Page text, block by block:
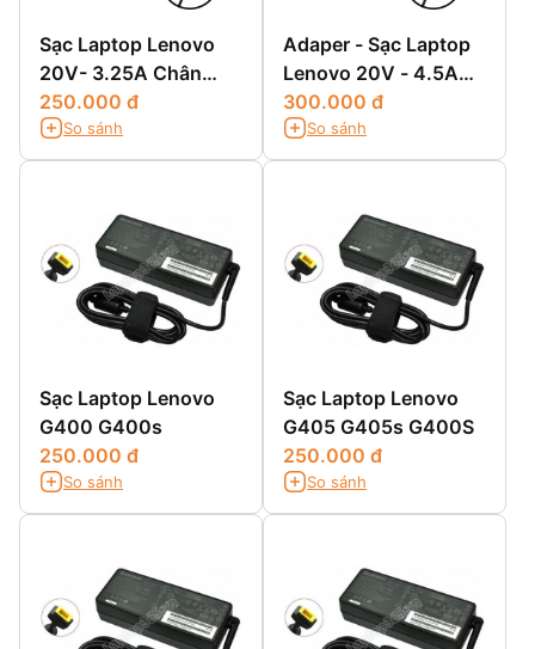
Sạc Laptop Lenovo
20V- 3.25A Chân
Vuông
250.000 đ
So sánh
Adaper - Sạc Laptop
Lenovo 20V - 4.5A
Chân Vuông
300.000 đ
So sánh
Sạc Laptop Lenovo
G400 G400s
250.000 đ
So sánh
Sạc Laptop Lenovo
G405 G405s G400S
250.000 đ
So sánh